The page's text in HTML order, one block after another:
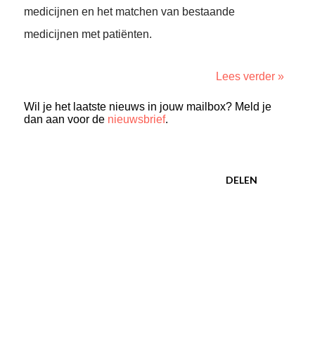
medicijnen en het matchen van bestaande
medicijnen met patiënten.
Lees verder »
Wil je het laatste nieuws in jouw mailbox? Meld je
dan aan voor de nieuwsbrief.
DELEN